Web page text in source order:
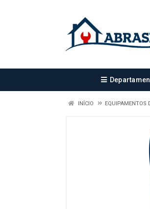
INÍCIO EQUIPAMENTOS